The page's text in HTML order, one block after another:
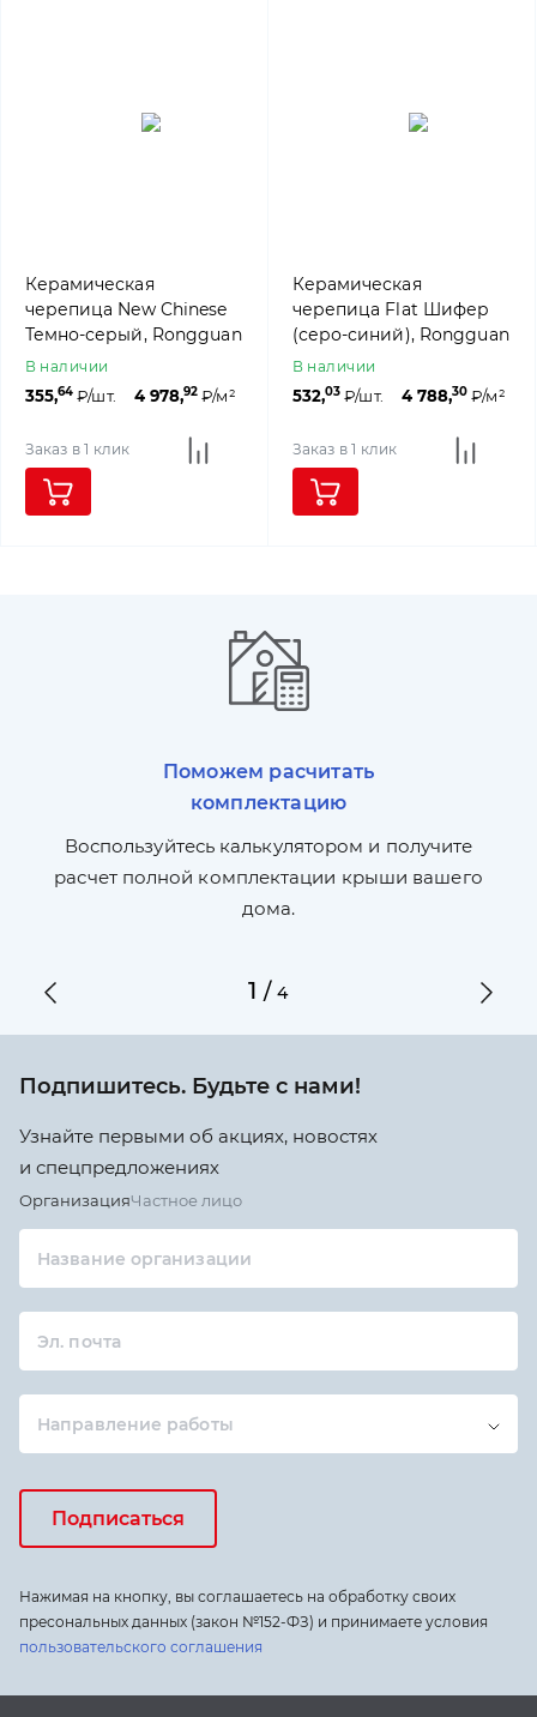
Керамическая
черепица New Chinese
Темно-серый, Rongguan
В наличии
355,64₽/шт. 4 978,92₽/м²
Заказ в 1 клик
Керамическая
черепица Flat Шифер
(серо-синий), Rongguan
В наличии
532,03₽/шт. 4 788,30₽/м²
Заказ в 1 клик
Поможем расчитать
комплектацию
Воспользуйтесь калькулятором и получите
расчет полной комплектации крыши вашего
дома.
1 /4
Подпишитесь. Будьте с нами!
Узнайте первыми об акциях, новостях
и спецпредложениях
ОрганизацияЧастное лицо
Название организации
Эл. почта
Направление работы
Подписаться
Нажимая на кнопку, вы соглашаетесь на обработку своих
пресональных данных (закон №152-ФЗ) и принимаете условия
пользовательского соглашения